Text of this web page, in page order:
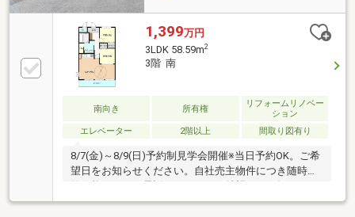
1,399万円
3LDK 58.59m2
3階 南
南向き 所有権
リフォームリノベー
ション
エレベーター
2階以上 間取り図有り
8/7(金)～8/9(日)予約制見学会開催※当日予約OK。ご希
望日をお知らせください。自社売主物件につき随時内
ださい。・雨漏り、構造上主要な部分の欠陥や・腐